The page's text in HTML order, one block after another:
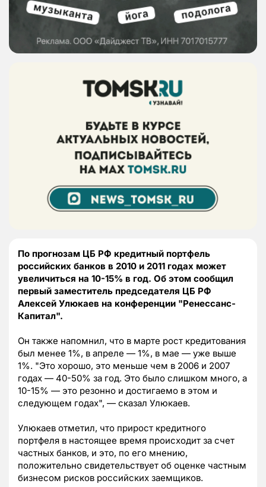
По прогнозам ЦБ РФ кредитный портфель
российских банков в 2010 и 2011 годах может
увеличиться на 10-15% в год. Об этом сообщил
первый заместитель председателя ЦБ РФ
Алексей Улюкаев на конференции "Ренессанс-
Капитал".
Он также напомнил, что в марте рост кредитования
был менее 1%, в апреле — 1%, в мае — уже выше
1%. "Это хорошо, это меньше чем в 2006 и 2007
годах — 40-50% за год. Это было слишком много, а
10-15% — это резонно и достигаемо в этом и
следующем годах", — сказал Улюкаев.
Улюкаев отметил, что прирост кредитного
портфеля в настоящее время происходит за счет
частных банков, и это, по его мнению,
положительно свидетельствует об оценке частным
бизнесом рисков российских заемщиков.